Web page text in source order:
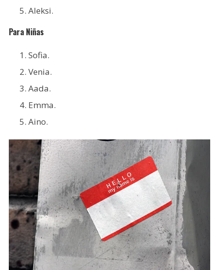
Aleksi.
Para Niñas
Sofia.
Venia.
Aada.
Emma.
Aino.